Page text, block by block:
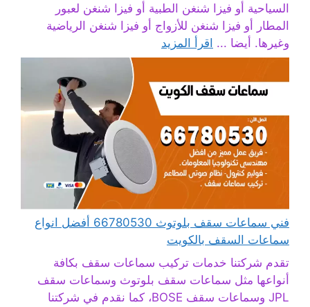
السياحية أو فيزا شنغن الطبية أو فيزا شنغن لعبور
المطار أو فيزا شنغن للأزواج أو فيزا شنغن الرياضية
وغيرها. أيضا ... اقرأ المزيد
فني سماعات سقف بلوتوث 66780530 أفضل انواع
سماعات السقف بالكويت
تقدم شركتنا خدمات تركيب سماعات سقف بكافة
أنواعها مثل سماعات سقف بلوتوث وسماعات سقف
JPL وسماعات سقف BOSE، كما نقدم في شركتنا